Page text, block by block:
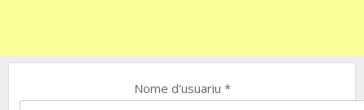
Nome d'usuariu *